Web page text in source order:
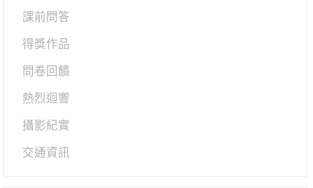
課前問答
得獎作品
問卷回饋
熱烈迴響
攝影紀實
交通資訊